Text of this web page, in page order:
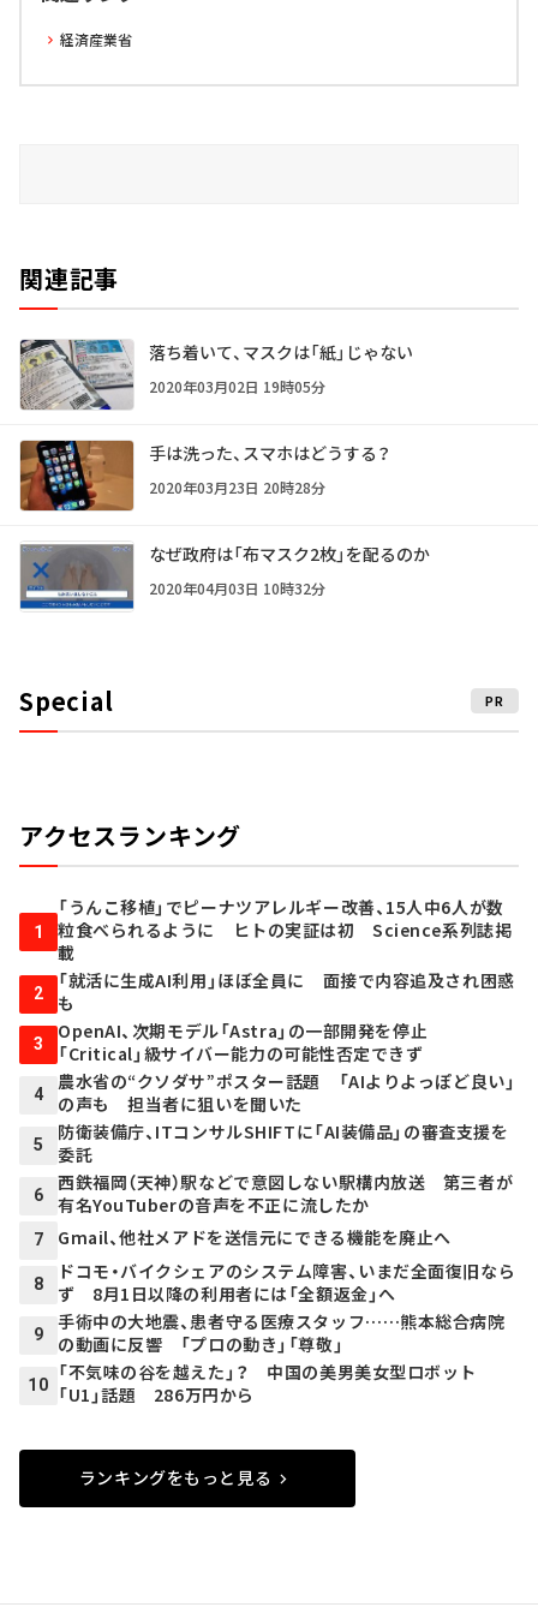
経済産業省
関連記事
落ち着いて、マスクは「紙」じゃない
2020年03月02日 19時05分
手は洗った、スマホはどうする？
2020年03月23日 20時28分
なぜ政府は「布マスク2枚」を配るのか
2020年04月03日 10時32分
Special PR
アクセスランキング
1
「うんこ移植」でピーナツアレルギー改善、15人中6人が数
粒食べられるように ヒトの実証は初 Science系列誌掲
載
2
「就活に生成AI利用」ほぼ全員に 面接で内容追及され困惑
も
3
OpenAI、次期モデル「Astra」の一部開発を停止
「Critical」級サイバー能力の可能性否定できず
4
農水省の“クソダサ”ポスター話題 「AIよりよっぽど良い」
の声も 担当者に狙いを聞いた
5
防衛装備庁、ITコンサルSHIFTに「AI装備品」の審査支援を
委託
6
西鉄福岡（天神）駅などで意図しない駅構内放送 第三者が
有名YouTuberの音声を不正に流したか
7 Gmail、他社メアドを送信元にできる機能を廃止へ
8
ドコモ・バイクシェアのシステム障害、いまだ全面復旧なら
ず 8月1日以降の利用者には「全額返金」へ
9
手術中の大地震、患者守る医療スタッフ……熊本総合病院
の動画に反響 「プロの動き」「尊敬」
10
「不気味の谷を越えた」？ 中国の美男美女型ロボット
「U1」話題 286万円から
ランキングをもっと見る